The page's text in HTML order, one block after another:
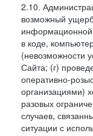
2.10.
возможный
информационной
в коде,
(невозможности
Сайта; (г)
оперативно-
организациями)
разовых
случаев,
ситуации с